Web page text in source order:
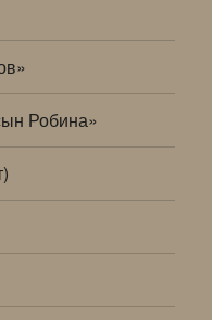
Робина»